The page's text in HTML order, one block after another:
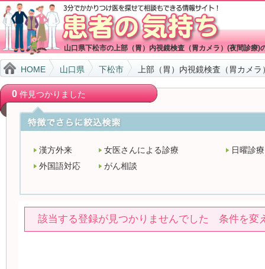
山口県下松市の上部（胃）内視鏡検査（胃カメラ）(夜間診療)
HOME 山口県 下松市 上部（胃）内視鏡検査（胃カメ
0件見つかりました
漢方外来 女医さんによる診療
日曜診療
外国語対応
がん相談
該当する登録が見つかりませんでした 条件を